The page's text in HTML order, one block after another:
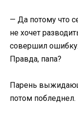
— Да потому что
не хочет
совершил
Правда, папа?
Парень
потом побледнел.